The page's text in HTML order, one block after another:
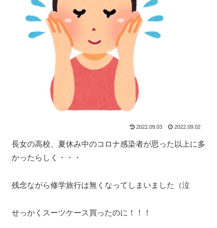
2022.09.03 2022.09.02
長女の高校、夏休み中のコロナ感染者が思った以上に多
かったらしく・・・
残念ながら修学旅行は無くなってしまいました（泣
せっかくスーツケース買ったのに！！！